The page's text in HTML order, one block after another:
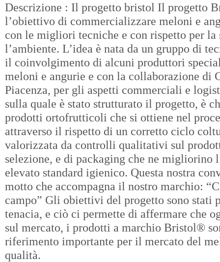
Descrizione : Il progetto bristol Il progetto
l’obiettivo di commercializzare meloni e
con le migliori tecniche e con rispetto per la
l’ambiente. L’idea è nata da un gruppo di
il coinvolgimento di alcuni produttori
meloni e angurie e con la collaborazione di
Piacenza, per gli aspetti commerciali e
sulla quale è stato strutturato il progetto, è
prodotti ortofrutticoli che si ottiene nel
attraverso il rispetto di un corretto ciclo
valorizzata da controlli qualitativi sul
selezione, e di packaging che ne migliorino
elevato standard igienico. Questa nostra
motto che accompagna il nostro marchio:
campo” Gli obiettivi del progetto sono stati
tenacia, e ciò ci permette di affermare che
sul mercato, i prodotti a marchio Bristol®
riferimento importante per il mercato del
qualità.